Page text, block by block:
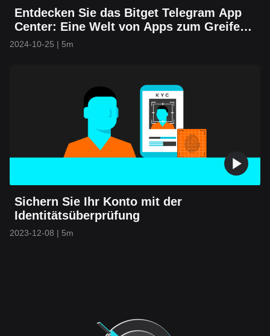
Entdecken Sie das Bitget Telegram App
Center: Eine Welt von Apps zum Greifen
nahe
2024-10-25 | 5m
Sichern Sie Ihr Konto mit der
Identitätsüberprüfung
2023-12-08 | 5m